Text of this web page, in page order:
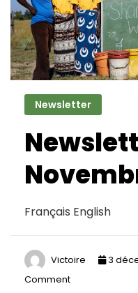
Newsletter
Français English
Victoire 3
Comment